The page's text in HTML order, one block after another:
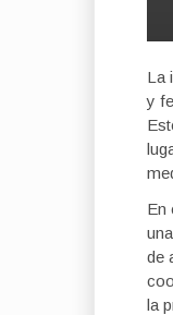
La
y
En
de
la